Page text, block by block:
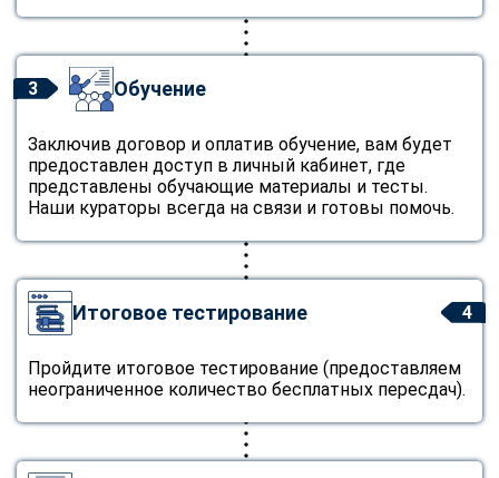
3 Обучение
Заключив договор и оплатив обучение, вам будет
предоставлен доступ в личный кабинет, где
представлены обучающие материалы и тесты.
Наши кураторы всегда на связи и готовы помочь.
4
Итоговое тестирование
Пройдите итоговое тестирование (предоставляем
неограниченное количество бесплатных пересдач).